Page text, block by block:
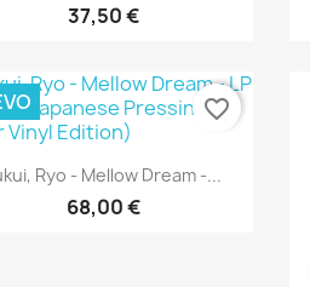
37,50 €
Vista rápida
Ryo - Mellow Dream -...
68,00 €
favorite_border